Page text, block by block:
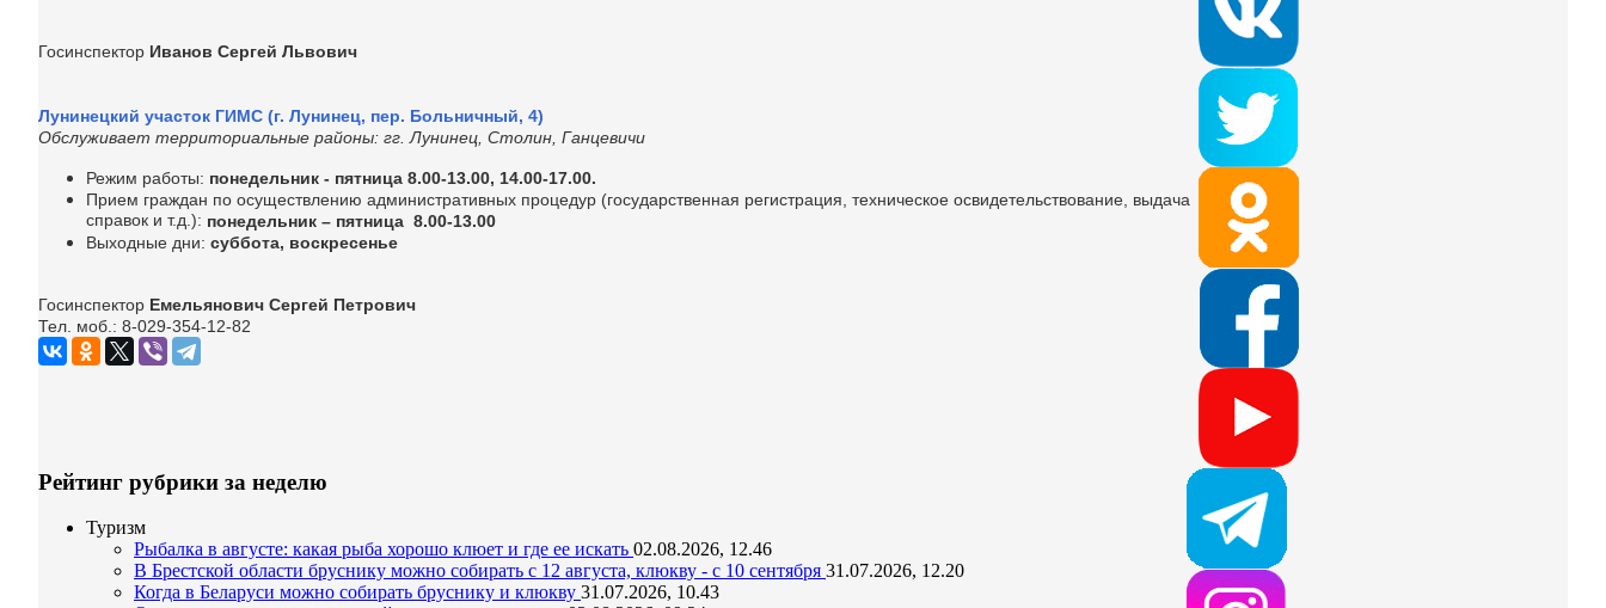
Госинспектор Иванов Сергей Львович
Лунинецкий участок ГИМС (г. Лунинец, пер. Больничный, 4)
Обслуживает территориальные районы: гг. Лунинец, Столин, Ганцевичи
Режим работы: понедельник - пятница 8.00-13.00, 14.00-17.00.
Прием граждан по осуществлению административных процедур (государственная регистрация, техническое освидетельствование, выдача
справок и т.д.): понедельник – пятница 8.00-13.00
Выходные дни: суббота, воскресенье
Госинспектор Емельянович Сергей Петрович
Тел. моб.: 8-029-354-12-82
Рейтинг рубрики за неделю
Туризм
Рыбалка в августе: какая рыба хорошо клюет и где ее искать 02.08.2026, 12.46
В Брестской области бруснику можно собирать с 12 августа, клюкву - с 10 сентября 31.07.2026, 12.20
Когда в Беларуси можно собирать бруснику и клюкву 31.07.2026, 10.43